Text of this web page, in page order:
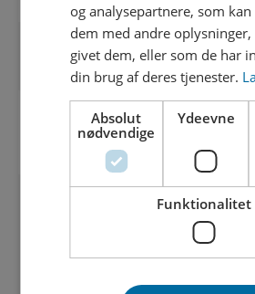
og analysepartnere, som
dem med andre
givet dem, eller som de har
din brug af deres tjenester.
Absolut
nødvendige
Ydeevne
Funktionalitet